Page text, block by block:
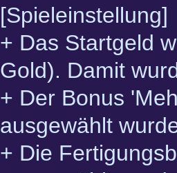
[Spieleinstellung]
+ Das Startgeld
Gold). Damit
+ Der Bonus
ausgewählt
+ Die